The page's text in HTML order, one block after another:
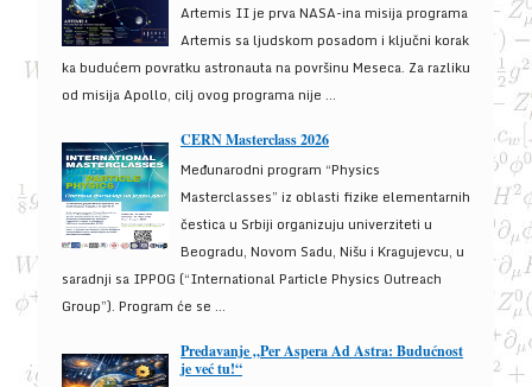
Artemis II je prva NASA-ina misija programa
Artemis sa ljudskom posadom i ključni korak
ka budućem povratku astronauta na površinu Meseca. Za razliku
od misija Apollo, cilj ovog programa nije ...
CERN Masterclass 2026
Međunarodni program “Physics
Masterclasses” iz oblasti fizike elementarnih
čestica u Srbiji organizuju univerziteti u
Beogradu, Novom Sadu, Nišu i Kragujevcu, u
saradnji sa IPPOG (“International Particle Physics Outreach
Group”). Program će se ...
Predavanje „Per Aspera Ad Astra: Budućnost
je već tu!“